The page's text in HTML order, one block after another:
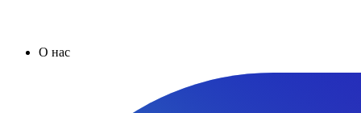
О нас